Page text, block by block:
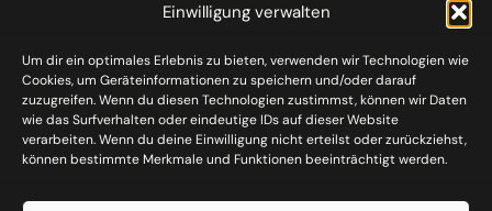
Einwilligung verwalten
Um dir ein optimales Erlebnis zu bieten, verwenden wir Technologien wie
Cookies, um Geräteinformationen zu speichern und/oder darauf
zuzugreifen. Wenn du diesen Technologien zustimmst, können wir Daten
wie das Surfverhalten oder eindeutige IDs auf dieser Website
verarbeiten. Wenn du deine Einwilligung nicht erteilst oder zurückziehst,
können bestimmte Merkmale und Funktionen beeinträchtigt werden.